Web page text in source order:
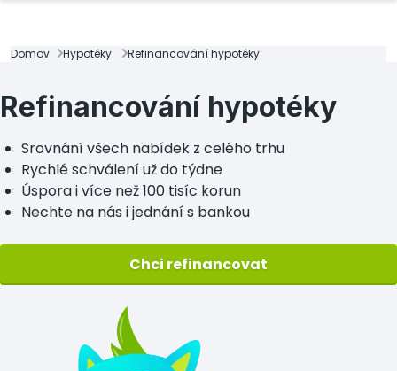
Domov Hypotéky Refinancování hypotéky
Refinancování hypotéky
Srovnání všech nabídek z celého trhu
Rychlé schválení už do týdne
Úspora i více než 100 tisíc korun
Nechte na nás i jednání s bankou
Chci refinancovat